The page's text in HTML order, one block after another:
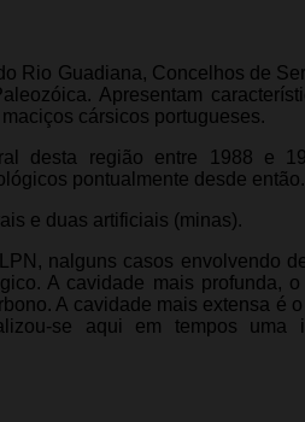
Rio Guadiana, Concelhos de
Apresentam
cársicos portugueses.
desta região entre 1988 e
pontualmente desde então.
e duas artificiais (minas).
nalguns casos envolvendo
A cavidade mais profunda,
A cavidade mais extensa é
se aqui em tempos uma